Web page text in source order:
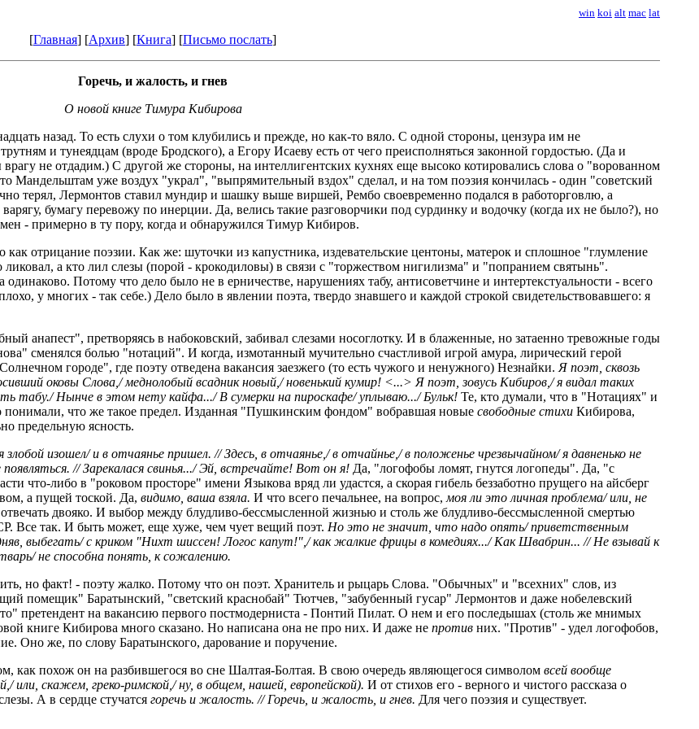
win koi alt mac lat
[Главная] [Архив] [Книга] [Письмо послать]
Горечь, и жалость, и гнев
О новой книге Тимура Кибирова
назад. То есть слухи о том клубились и прежде, но как-то вяло. С одной стороны, цензура им не
и тунеядцам (вроде Бродского), а Егору Исаеву есть от чего преисполняться законной гордостью. (Да и
не отдадим.) С другой же стороны, на интеллигентских кухнях еще высоко котировались слова о "ворованном
Мандельштам уже воздух "украл", "выпрямительный вздох" сделал, и на том поэзия кончилась - один "советский
терял, Лермонтов ставил мундир и шашку выше виршей, Рембо своевременно подался в работорговлю, а
варягу, бумагу перевожу по инерции. Да, велись такие разговорчики под сурдинку и водочку (когда их не было?), но
- примерно в ту пору, когда и обнаружился Тимур Кибиров.
отрицание поэзии. Как же: шуточки из капустника, издевательские центоны, матерок и сплошное "глумление
а кто лил слезы (порой - крокодиловы) в связи с "торжеством нигилизма" и "попранием святынь".
Потому что дело было не в ерничестве, нарушениях табу, антисоветчине и интертекстуальности - всего
у многих - так себе.) Дело было в явлении поэта, твердо знавшего и каждой строкой свидетельствовавшего: я
анапест", претворяясь в набоковский, забивал слезами носоглотку. И в блаженные, но затаенно тревожные годы
сменялся болью "нотаций". И когда, измотанный мучительно счастливой игрой амура, лирический герой
городе", где поэту отведена вакансия заезжего (то есть чужого и ненужного) Незнайки. Я поэт, сквозь
оковы Слова,/ меднолобый всадник новый,/ новенький кумир! <...> Я поэт, зовусь Кибиров,/ я видал таких
табу./ Нынче в этом нету кайфа.../ В сумерки на пироскафе/ уплываю.../ Бульк! Те, кто думали, что в "Нотациях" и
что же такое предел. Изданная "Пушкинским фондом" вобравшая новые свободные стихи Кибирова,
предельную ясность.
изошел/ и в отчаянье пришел. // Здесь, в отчаянье,/ в отчайнье,/ в положенье чрезвычайном/ я давненько не
// Зарекалася свинья.../ Эй, встречайте! Вот он я! Да, "логофобы ломят, гнутся логопеды". Да, "с
что-либо в "роковом просторе" имени Языкова вряд ли удастся, а скорая гибель беззаботно прущего на айсберг
а пущей тоской. Да, видимо, ваша взяла. И что всего печальнее, на вопрос, моя ли это личная проблема/ или, не
двояко. И выбор между блудливо-бессмысленной жизнью и столь же блудливо-бессмысленной смертью
Все так. И быть может, еще хуже, чем чует вещий поэт. Но это не значит, что надо опять/ приветственным
выбегать/ с криком "Нихт шиссен! Логос капут!",/ как жалкие фрицы в комедиях.../ Как Швабрин... // Не взывай к
не способна понять, к сожалению.
но факт! - поэту жалко. Потому что он поэт. Хранитель и рыцарь Слова. "Обычных" и "всехних" слов, из
помещик" Баратынский, "светский краснобай" Тютчев, "забубенный гусар" Лермонтов и даже нобелевский
претендент на вакансию первого постмодерниста - Понтий Пилат. О нем и его последышах (столь же мнимых
книге Кибирова много сказано. Но написана она не про них. И даже не против них. "Против" - удел логофобов,
Оно же, по слову Баратынского, дарование и поручение.
как похож он на разбившегося во сне Шалтая-Болтая. В свою очередь являющегося символом всей вообще
или, скажем, греко-римской,/ ну, в общем, нашей, европейской). И от стихов его - верного и чистого рассказа о
А в сердце стучатся горечь и жалость. // Горечь, и жалость, и гнев. Для чего поэзия и существует.